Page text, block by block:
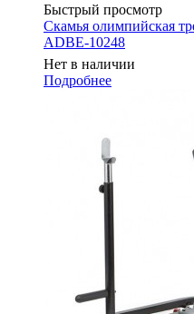
Быстрый просмотр
Скамья олимпийская
ADBE-10248
Нет в наличии
Подробнее